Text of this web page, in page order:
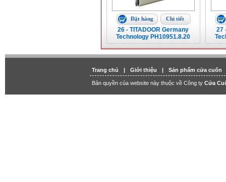
Đặt hàng Chi tiết
26 - TITADOOR Germany
Technology PH10951.8.20
27
Trang chủ | Giới thiệu | Sản phẩm cửa cuốn
Bản quyền của website này thuộc về Công tyCửa